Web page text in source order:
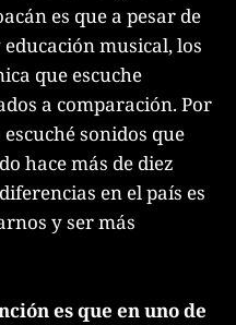
es que a pesar de
musical, los
que escuche
a comparación. Por
sonidos que
hace más de diez
en el país es
y ser más
es que en uno de